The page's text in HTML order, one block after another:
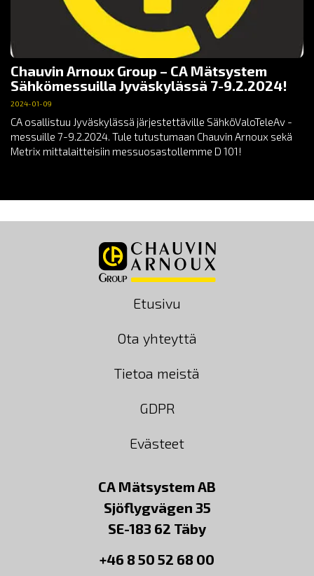
Chauvin Arnoux Group – CA Mätsystem
Sähkömessuilla Jyväskylässä 7-9.2.2024!
2024-01-09
CA osallistuu Jyväskylässä järjestettäville SähköValoTeleAv -
messuille 7-9.2.2024. Tule tutustumaan Chauvin Arnoux sekä
Metrix mittalaitteisiin messuosastollemme D 101!
Etusivu
Ota yhteyttä
Tietoa meistä
GDPR
Evästeet
CA Mätsystem AB
Sjöflygvägen 35
SE-183 62 Täby
+46 8 50 52 68 00